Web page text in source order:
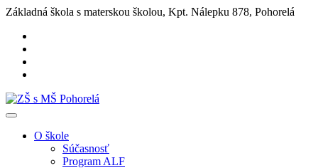
Základná škola s materskou školou, Kpt. Nálepku 878, Pohorelá
O škole
Súčasnosť
Program ALF